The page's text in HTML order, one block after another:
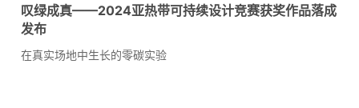
叹绿成真——2024亚热带可持续设计竞赛获奖作品落成
发布
在真实场地中生长的零碳实验